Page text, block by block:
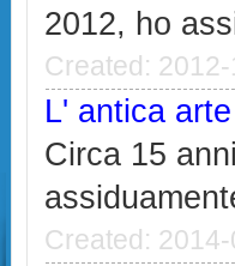
2012, ho
Created:
L' antica
Circa 15
Created: